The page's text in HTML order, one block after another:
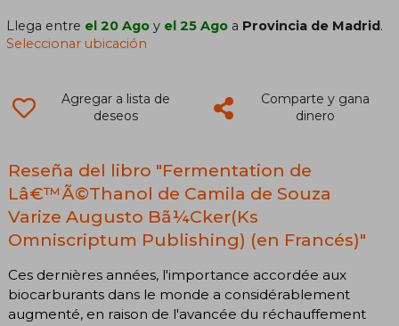
Llega entre el 20 Ago y el 25 Ago a Provincia de Madrid.
Seleccionar ubicación
Agregar a lista de
deseos
Comparte y gana
dinero
Reseña del libro "Fermentation de
Lâ€™Ã©Thanol de Camila de Souza
Varize Augusto Bã¼Cker(Ks
Omniscriptum Publishing) (en Francés)"
Ces dernières années, l'importance accordée aux
biocarburants dans le monde a considérablement
augmenté, en raison de l'avancée du réchauffement